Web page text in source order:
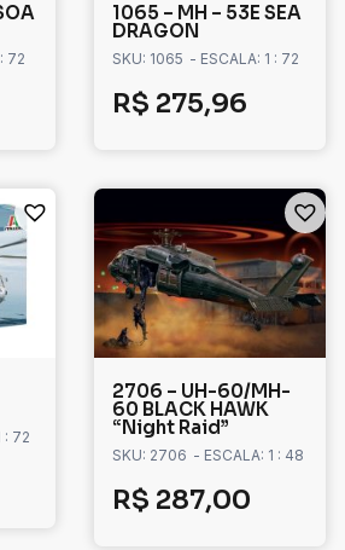
72
1065 – MH – 53E SEA
DRAGON
SKU: 1065 - ESCALA: 1 : 72
R$ 275,96
: 72
2706 – UH-60/MH-
60 BLACK HAWK
“Night Raid”
SKU: 2706 - ESCALA: 1 : 48
R$ 287,00